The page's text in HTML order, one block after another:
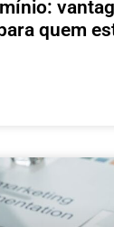
quem